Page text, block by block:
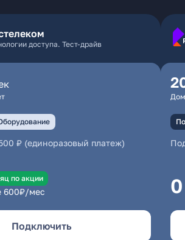
доступа. Тест-драйв
₽ (единоразовый платеж)
по акции
600₽/мес
Подключить
0